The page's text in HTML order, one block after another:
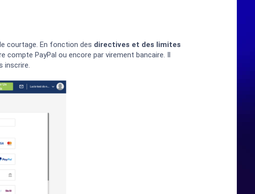
courtage. En fonction des directives et des limites
PayPal ou encore par virement bancaire. Il
inscrire.